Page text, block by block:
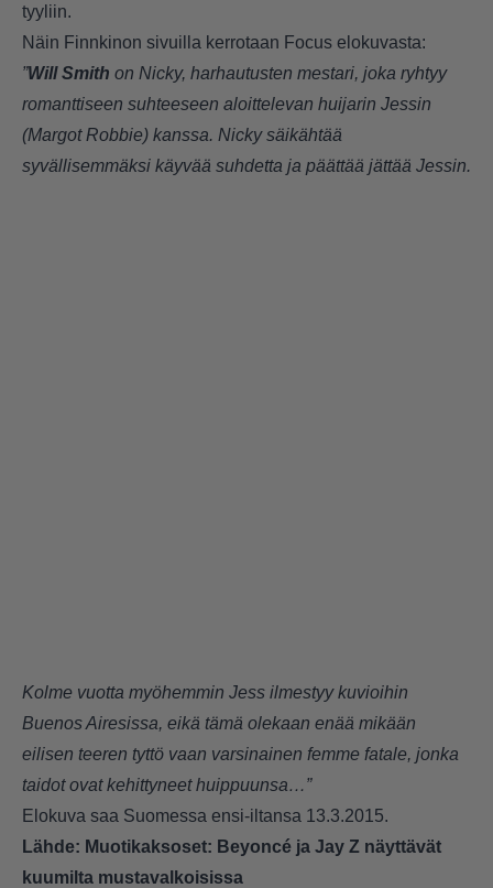
tyyliin.
Näin Finnkinon sivuilla kerrotaan Focus elokuvasta:
”Will Smith on Nicky, harhautusten mestari, joka ryhtyy
romanttiseen suhteeseen aloittelevan huijarin Jessin
(Margot Robbie) kanssa. Nicky säikähtää
syvällisemmäksi käyvää suhdetta ja päättää jättää Jessin.
Kolme vuotta myöhemmin Jess ilmestyy kuvioihin
Buenos Airesissa, eikä tämä olekaan enää mikään
eilisen teeren tyttö vaan varsinainen femme fatale, jonka
taidot ovat kehittyneet huippuunsa…”
Elokuva saa Suomessa ensi-iltansa 13.3.2015.
Lähde: Muotikaksoset: Beyoncé ja Jay Z näyttävät
kuumilta mustavalkoisissa